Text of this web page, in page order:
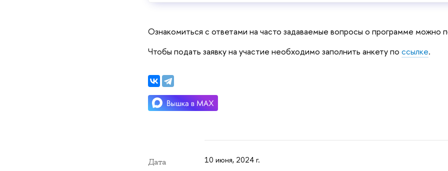
Ознакомиться с ответами на часто задаваемые вопросы о программе можно
Чтобы подать заявку на участие необходимо заполнить анкету по ссылке.
Дата 10 июня, 2024 г.